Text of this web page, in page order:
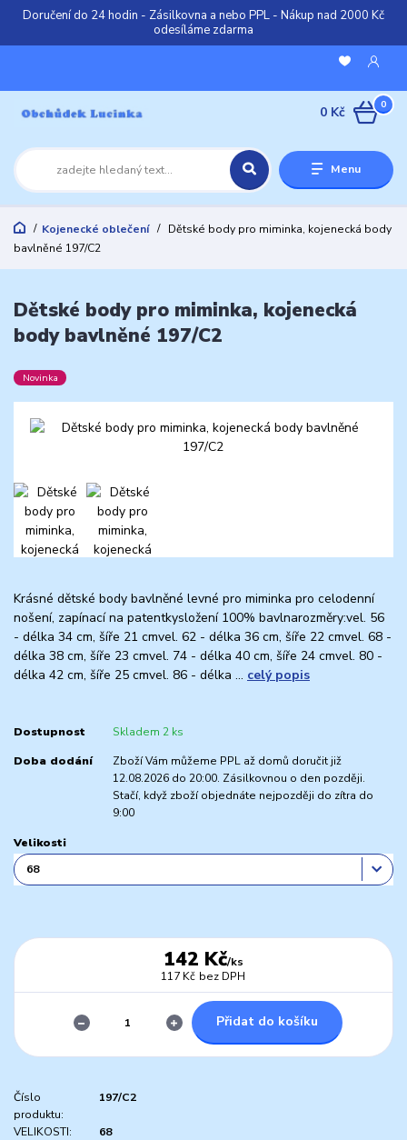
Doručení do 24 hodin - Zásilkovna a nebo PPL - Nákup nad 2000 Kč
odesíláme zdarma
Menu
0
0 Kč
Kojenecké oblečení
Dětské body pro miminka, kojenecká body
bavlněné 197/C2
Dětské body pro miminka, kojenecká
body bavlněné 197/C2
Novinka
Krásné dětské body bavlněné levné pro miminka pro celodenní
nošení, zapínací na patentkysložení 100% bavlnarozměry:vel. 56
- délka 34 cm, šíře 21 cmvel. 62 - délka 36 cm, šíře 22 cmvel. 68 -
délka 38 cm, šíře 23 cmvel. 74 - délka 40 cm, šíře 24 cmvel. 80 -
délka 42 cm, šíře 25 cmvel. 86 - délka ... celý popis
Dostupnost Skladem 2 ks
Doba dodání
Zboží Vám můžeme PPL až domů doručit již
12.08.2026 do 20:00. Zásilkovnou o den později.
Stačí, když zboží objednáte nejpozději do zítra do
9:00
Velikosti
142 Kč/ks
117 Kč bez DPH
Přidat do košíku
Číslo
produktu:
197/C2
VELIKOSTI:
68